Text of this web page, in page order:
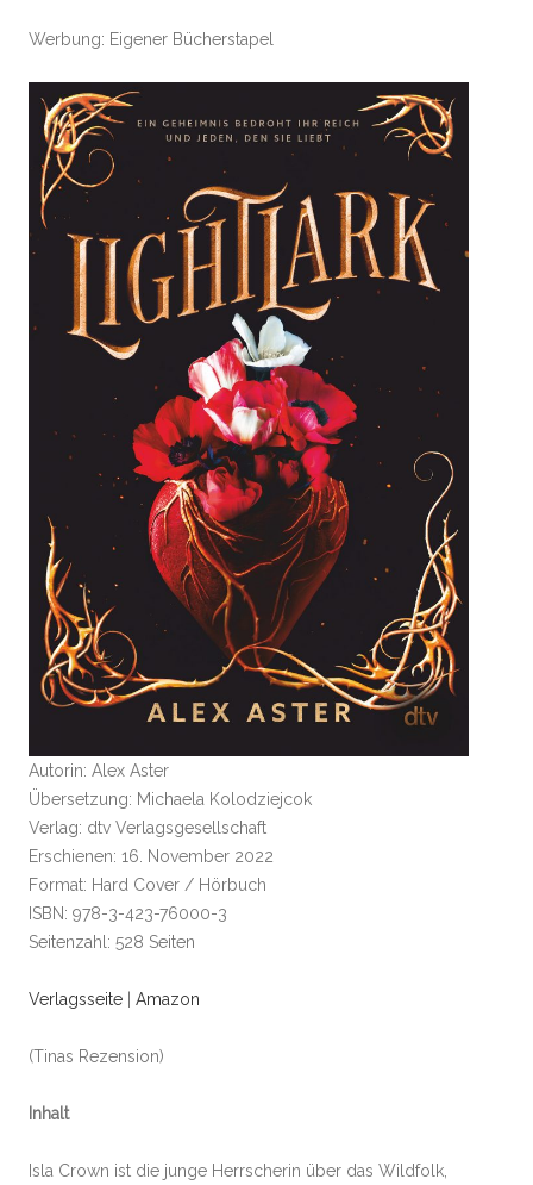
Werbung: Eigener Bücherstapel
Autorin: Alex Aster
Übersetzung: Michaela Kolodziejcok
Verlag: dtv Verlagsgesellschaft
Erschienen: 16. November 2022
Format: Hard Cover / Hörbuch
ISBN: 978-3-423-76000-3
Seitenzahl: 528 Seiten
Verlagsseite | Amazon
(Tinas Rezension)
Inhalt
Isla Crown ist die junge Herrscherin über das Wildfolk,